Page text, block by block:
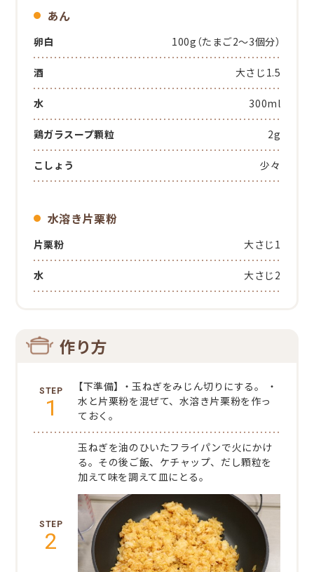
あん
卵白 100g（たまご2～3個分）
酒 大さじ1.5
水 300ml
鶏ガラスープ顆粒 2g
こしょう 少々
水溶き片栗粉
片栗粉 大さじ1
水 大さじ2
作り方
1
【下準備】 ・玉ねぎをみじん切りにする。
・
水と片栗粉を混ぜて、水溶き片栗粉を作っ
ておく。
2
玉ねぎを油のひいたフライパンで火にかけ
る。その後ご飯、ケチャップ、だし顆粒を
加えて味を調えて皿にとる。